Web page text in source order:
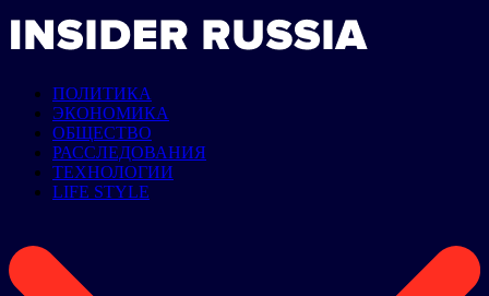
ПОЛИТИКА
ЭКОНОМИКА
ОБЩЕСТВО
РАССЛЕДОВАНИЯ
ТЕХНОЛОГИИ
LIFE STYLE